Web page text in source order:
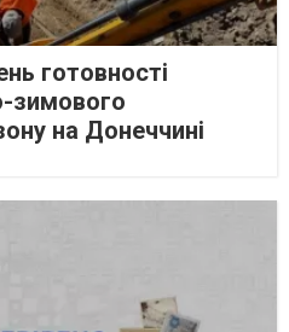
готовності
зимового
на Донеччині